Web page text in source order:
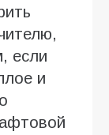
если
и